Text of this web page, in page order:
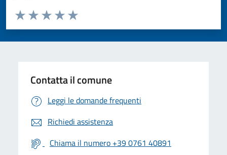
Valuta da 1 a 5 stelle la pagina
Valuta 5 stelle su 5
Valuta 4 stelle su 5
Valuta 3 stelle su 5
Valuta 2 stelle su 5
Valuta 1 stelle su 5
Contatta il comune
Leggi le domande frequenti
Richiedi assistenza
Chiama il numero +39 0761 40891